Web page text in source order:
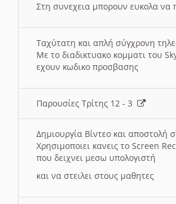
Στη συνεχεια μπορουν ευκολα να
Ταχύτατη και απλή σύγχρονη
Με το διαδικτυακο κομματι του
εχουν κωδικο προσβασης
Παρουσίες Τρίτης 12 - 3
Δημιουργία Βίντεο και αποστολή
Χρησιμοποιει κανεις το Screen
που δειχνει μεσω υπολογιστή
και να στειλει στους μαθητες